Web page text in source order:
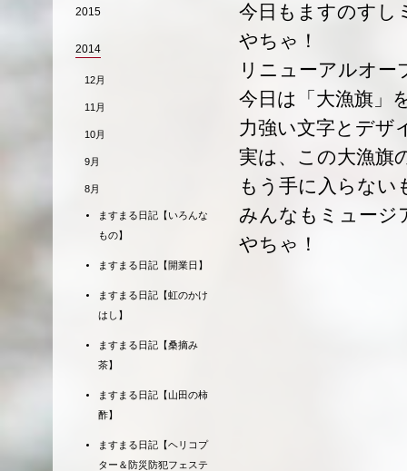
今日もますのすし
やちゃ！
リニューアルオ
今日は「大漁旗」
力強い文字とデザ
実は、この大漁旗
もう手に入らない
みんなもミュージ
やちゃ！
2015
2014
12月
11月
10月
9月
8月
ますまる日記【いろんな
もの】
ますまる日記【開業日】
ますまる日記【虹のかけ
はし】
ますまる日記【桑摘み
茶】
ますまる日記【山田の柿
酢】
ますまる日記【ヘリコプ
ター＆防災防犯フェステ